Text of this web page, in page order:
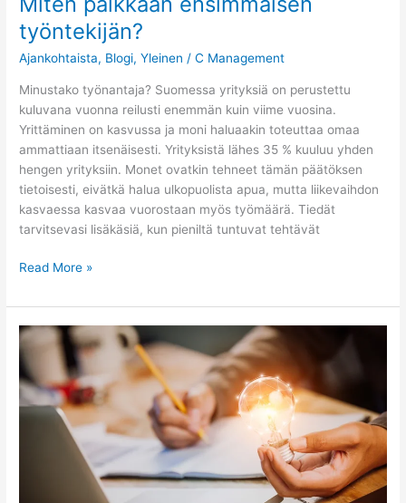
työntekijän?
Ajankohtaista, Blogi,Yleinen /C Management
Minustako työnantaja? Suomessa yrityksiä on perustettu
kuluvana vuonna reilusti enemmän kuin viime vuosina.
Yrittäminen on kasvussa ja moni haluaakin toteuttaa omaa
ammattiaan itsenäisesti. Yrityksistä lähes 35 % kuuluu yhden
hengen yrityksiin. Monet ovatkin tehneet tämän päätöksen
tietoisesti, eivätkä halua ulkopuolista apua, mutta liikevaihdon
kasvaessa kasvaa vuorostaan myös työmäärä. Tiedät
tarvitsevasi lisäkäsiä, kun pieniltä tuntuvat tehtävät
Read More »
Yrityksen
perustamisen
vaiheet